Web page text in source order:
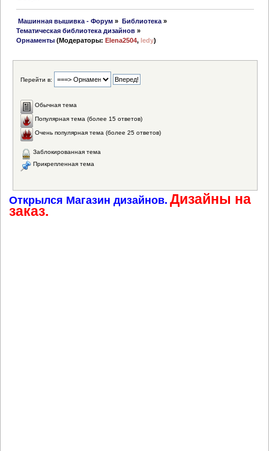
Машинная вышивка - Форум » Библиотека»
Тематическая библиотека дизайнов »
Орнаменты (Модераторы: Elena2504, ledy)
Перейти в:
Обычная тема
Популярная тема (более 15 ответов)
Очень популярная тема (более 25 ответов)
Заблокированная тема
Прикрепленная тема
Открылся Магазин дизайнов. Дизайны на
заказ.